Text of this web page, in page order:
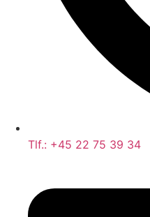
Tlf.: +45 22 75 39 34